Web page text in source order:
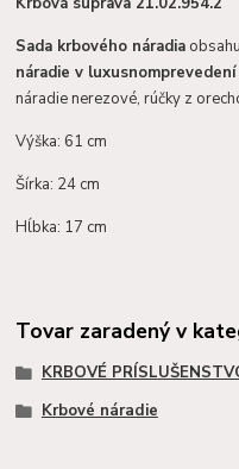
Sada krbového náradia
náradie v luxusnomprevedení
náradie nerezové, rúčky z
Výška: 61 cm
Šírka: 24 cm
Hĺbka: 17 cm
Tovar zaradený v
KRBOVÉ
Krbové náradie